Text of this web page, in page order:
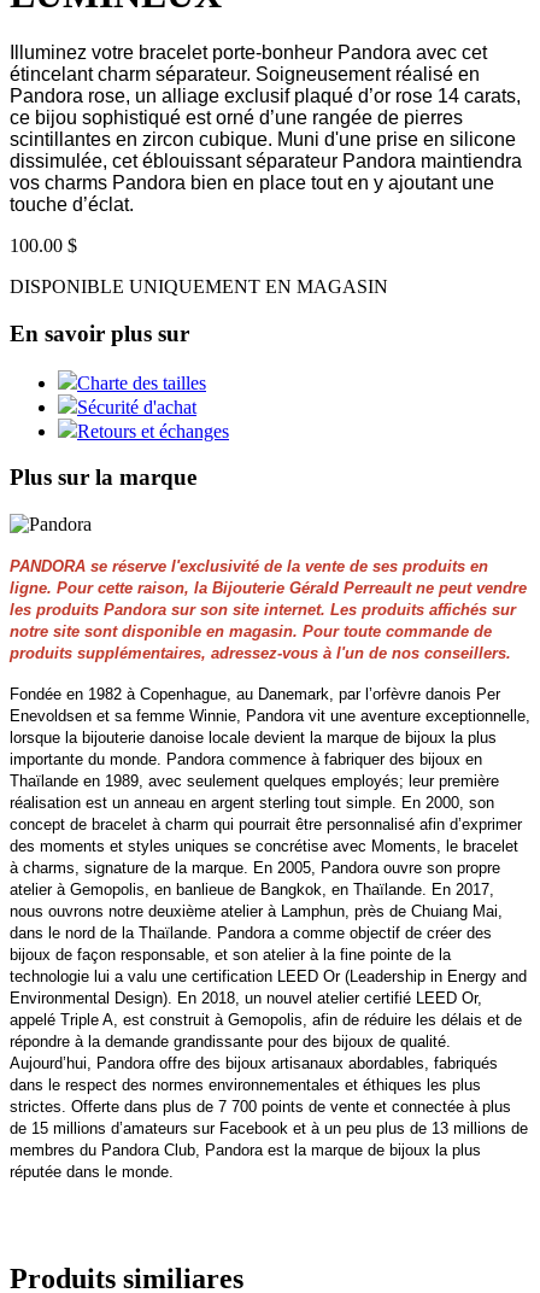
Illuminez votre bracelet porte-bonheur Pandora avec cet
étincelant charm séparateur. Soigneusement réalisé en
Pandora rose, un alliage exclusif plaqué d’or rose 14 carats,
ce bijou sophistiqué est orné d’une rangée de pierres
scintillantes en zircon cubique. Muni d'une prise en silicone
dissimulée, cet éblouissant séparateur Pandora maintiendra
vos charms Pandora bien en place tout en y ajoutant une
touche d’éclat.
100.00 $
DISPONIBLE UNIQUEMENT EN MAGASIN
En savoir plus sur
Charte des tailles
Sécurité d'achat
Retours et échanges
Plus sur la marque
PANDORA se réserve l'exclusivité de la vente de ses produits en
ligne. Pour cette raison, la Bijouterie Gérald Perreault ne peut vendre
les produits Pandora sur son site internet. Les produits affichés sur
notre site sont disponible en magasin. Pour toute commande de
produits supplémentaires, adressez-vous à l'un de nos conseillers.
Fondée en 1982 à Copenhague, au Danemark, par l’orfèvre danois Per
Enevoldsen et sa femme Winnie, Pandora vit une aventure exceptionnelle,
lorsque la bijouterie danoise locale devient la marque de bijoux la plus
importante du monde. Pandora commence à fabriquer des bijoux en
Thaïlande en 1989, avec seulement quelques employés; leur première
réalisation est un anneau en argent sterling tout simple. En 2000, son
concept de bracelet à charm qui pourrait être personnalisé afin d’exprimer
des moments et styles uniques se concrétise avec Moments, le bracelet
à charms, signature de la marque. En 2005, Pandora ouvre son propre
atelier à Gemopolis, en banlieue de Bangkok, en Thaïlande. En 2017,
nous ouvrons notre deuxième atelier à Lamphun, près de Chuiang Mai,
dans le nord de la Thaïlande. Pandora a comme objectif de créer des
bijoux de façon responsable, et son atelier à la fine pointe de la
technologie lui a valu une certification LEED Or (Leadership in Energy and
Environmental Design). En 2018, un nouvel atelier certifié LEED Or,
appelé Triple A, est construit à Gemopolis, afin de réduire les délais et de
répondre à la demande grandissante pour des bijoux de qualité.
Aujourd’hui, Pandora offre des bijoux artisanaux abordables, fabriqués
dans le respect des normes environnementales et éthiques les plus
strictes. Offerte dans plus de 7 700 points de vente et connectée à plus
de 15 millions d’amateurs sur Facebook et à un peu plus de 13 millions de
membres du Pandora Club, Pandora est la marque de bijoux la plus
réputée dans le monde.
Produits similiares